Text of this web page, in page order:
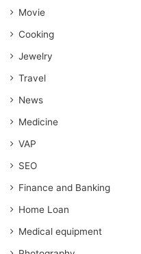
Movie
Cooking
Jewelry
Travel
News
Medicine
VAP
SEO
Finance and Banking
Home Loan
Medical equipment